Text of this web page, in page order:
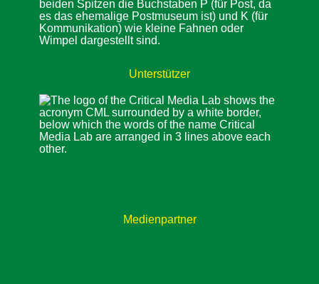
Unterstützer
Medienpartner